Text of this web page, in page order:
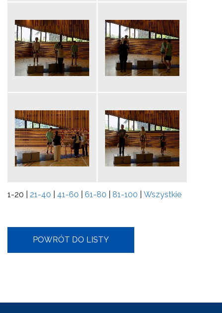
1-20 21-40 41-60 61-80 81-100 Wszystkie